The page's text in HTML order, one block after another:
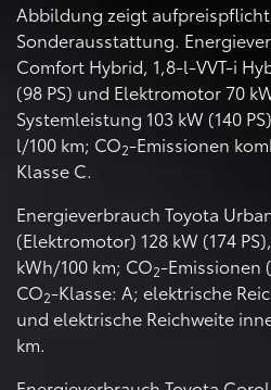
Abbildung zeigt
Sonderausstattung.
Comfort Hybrid, 1,8-l-VVT-i
(98 PS) und Elektromotor 70
Systemleistung 103 kW (140
l/100 km; CO2-Emissionen
Klasse C.
Energieverbrauch Toyota
(Elektromotor) 128 kW (174
kWh/100 km; CO2-Emissionen
CO2-Klasse: A; elektrische
und elektrische Reichweite
km.